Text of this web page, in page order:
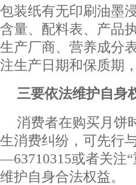
包装纸有无印刷油墨
含量、配料表、产品
生产厂商、营养成分
注生产日期和保质期
三要依法维护自身
消费者在购买月饼
生消费纠纷，可先行
—63710315或者关注
维护自身合法权益。